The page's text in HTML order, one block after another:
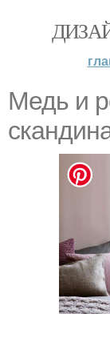
Медь и